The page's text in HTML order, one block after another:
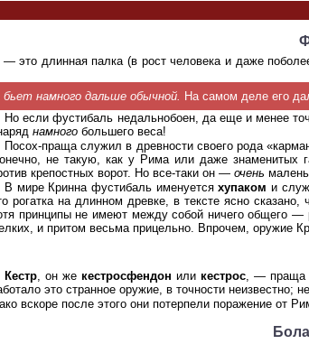
это длинная палка (в рост человека и даже
намного дальше обычной. На самом деле его
Но если фустибаль недальнобоен, да еще и менее
намного большего веса!
Посох-праща служил в древности своего рода
не такую, как у Рима или даже знаменитых
крепостных ворот. Но все-таки он — очень
В мире Кринна фустибаль именуетсяхупакоми
рогатка на длинном древке, в тексте ясно
принципы не имеют между собой ничего общего —
и притом весьма прицельно. Впрочем, оружие
Кестр, он жекестросфендониликестрос, — праща
это странное оружие, в точности неизвестно;
вскоре после этого они потерпели поражение от
Бола